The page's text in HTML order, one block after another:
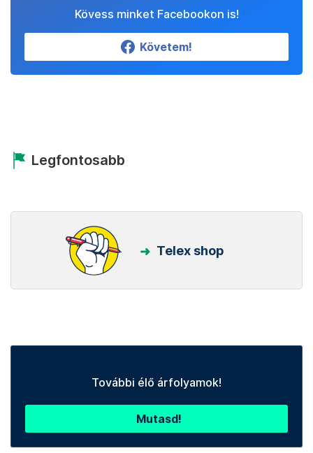
Kövess minket Facebookon is!
Követem!
Legfontosabb
Telex shop
További élő árfolyamok!
Mutasd!